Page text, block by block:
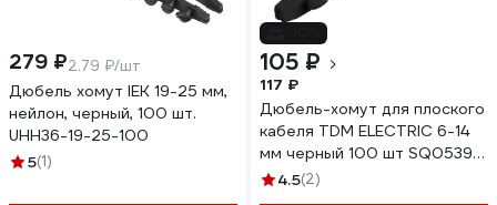
279 ₽2.79 ₽/шт
Дюбель хомут IEK 19-25 мм,
нейлон, черный, 100 шт.
UHH36-19-25-100
5(1)
105 ₽
117 ₽
Дюбель-хомут для плоского
кабеля TDM ELECTRIC 6-14
мм черный 100 шт SQ0539-
0036
4.5(2)